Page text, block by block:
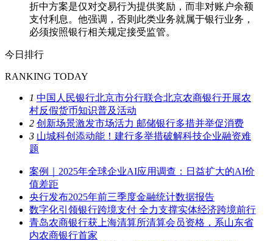
折中方案是仅对交易行为提供奖励，而非对账户余额
支付利息。他强调，否则此类业务就属于银行业务，
必须按照银行相关规定接受监管。
今日排行
RANKING TODAY
1 中国人民银行北京市分行联合北京农商银行开展农
村反假货币知识普及活动
2 创新场景激发市场活力 邮储银行多措并举促消费
3 山城科创添动能！建行多举措破解科技企业融资难
题
案例｜2025年全球企业AI应用调查：日益扩大的AI价
值差距
央行发布2025年前三季度金融统计数据报告
数字化引领银行跨境支付 全力支撑实体经济跨境前行
青岛农商银行获上海清算所清算会员资格，系山东省
内农商银行首家